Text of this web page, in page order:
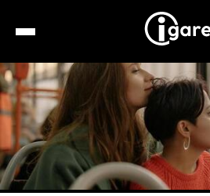
Hôtels
Taxis